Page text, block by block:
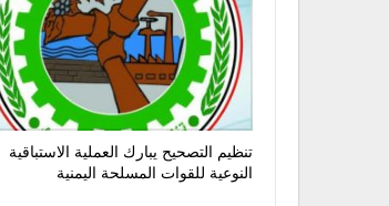
تنظيم التصحيح يبارك العملية الاستباقية
النوعية للقوات المسلحة اليمنية